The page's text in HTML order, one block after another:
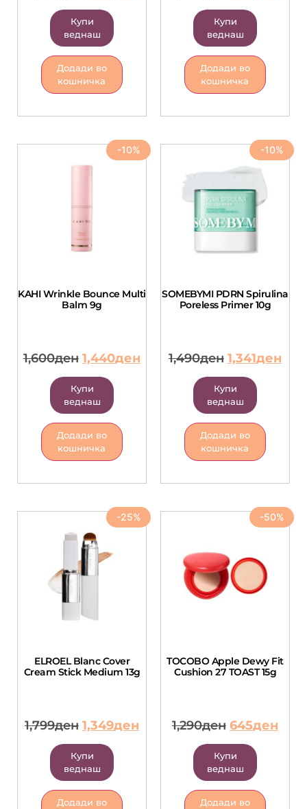
Купи
веднаш
Додади во
кошничка
Купи
веднаш
Додади во
кошничка
-10%
KAHI Wrinkle Bounce Multi
Balm 9g
1,600ден 1,440ден
Купи
веднаш
Додади во
кошничка
-10%
SOMEBYMI PDRN Spirulina
Poreless Primer 10g
1,490ден 1,341ден
Купи
веднаш
Додади во
кошничка
-25%
ELROEL Blanc Cover
Cream Stick Medium 13g
1,799ден 1,349ден
Купи
веднаш
Додади во
-50%
TOCOBO Apple Dewy Fit
Cushion 27 TOAST 15g
1,290ден 645ден
Купи
веднаш
Додади во